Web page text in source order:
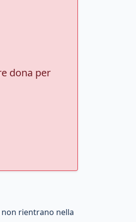
dona per
rientrano nella